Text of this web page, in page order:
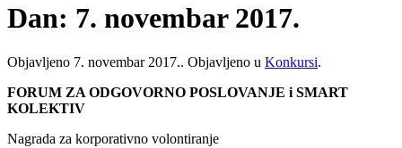
Dan: 7. novembar 2017.
Objavljeno 7. novembar 2017.. Objavljeno u Konkursi.
FORUM ZA ODGOVORNO POSLOVANJE i SMART
KOLEKTIV
Nagrada za korporativno volontiranje